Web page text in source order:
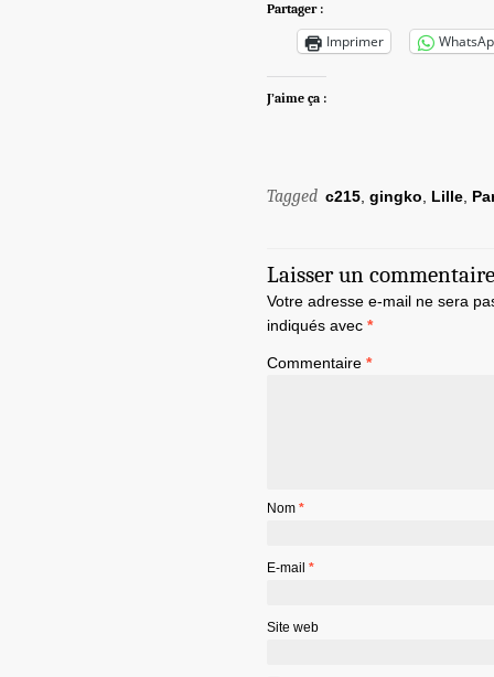
Partager :
Imprimer
J’aime ça :
Tagged c215 gingko Lille
Laisser un commentaire
Votre adresse e-mail ne sera
indiqués avec *
Commentaire *
Nom *
E-mail *
Site web